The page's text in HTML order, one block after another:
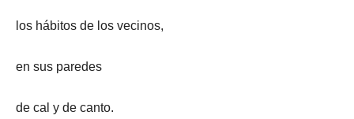
los hábitos de los vecinos,
en sus paredes
de cal y de canto.